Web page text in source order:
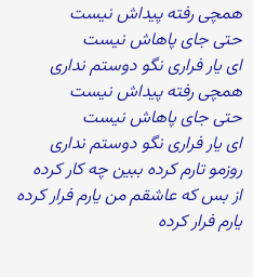
همچی رفته پیداش نیست
حتی جای پاهاش نیست
ای یار فراری نگو دوستم نداری
همچی رفته پیداش نیست
حتی جای پاهاش نیست
ای یار فراری نگو دوستم نداری
روزمو تارم کرده ببین چه کار کرده
از بس که عاشقم من یارم فرار کرده
یارم فرار کرده